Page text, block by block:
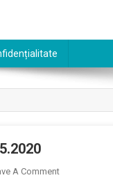
A CommentOn